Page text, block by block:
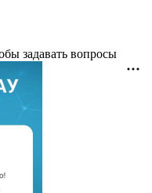
задавать вопросы